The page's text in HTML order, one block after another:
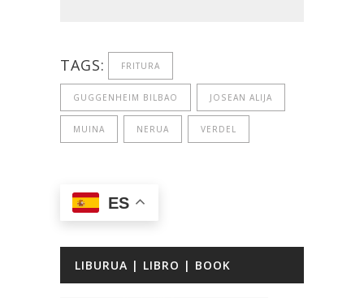
TAGS: FRITURA
GUGGENHEIM BILBAO JOSEAN ALIJA
MUINA NERUA VERDEL
ES
LIBURUA | LIBRO | BOOK